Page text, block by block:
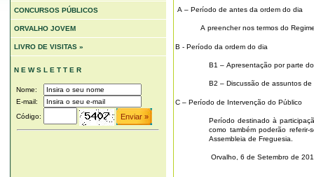
CONCURSOS PÚBLICOS
ORVALHO JOVEM
LIVRO DE VISITAS »
N E W S L E T T E R
Nome:
E-mail:
Código:
A – Período de antes da ordem do dia
A preencher nos termos do
B - Período da ordem do dia
B1 – Apresentação por parte
B2 – Discussão de assuntos
C – Período de Intervenção do Público
Período destinado à
como também poderão
Assembleia de Freguesia.
Orvalho, 6 de Setembro de